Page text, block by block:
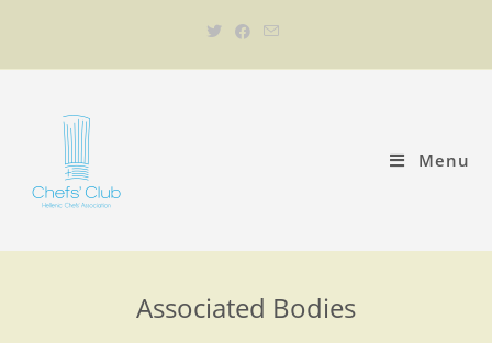
Menu
Associated Bodies